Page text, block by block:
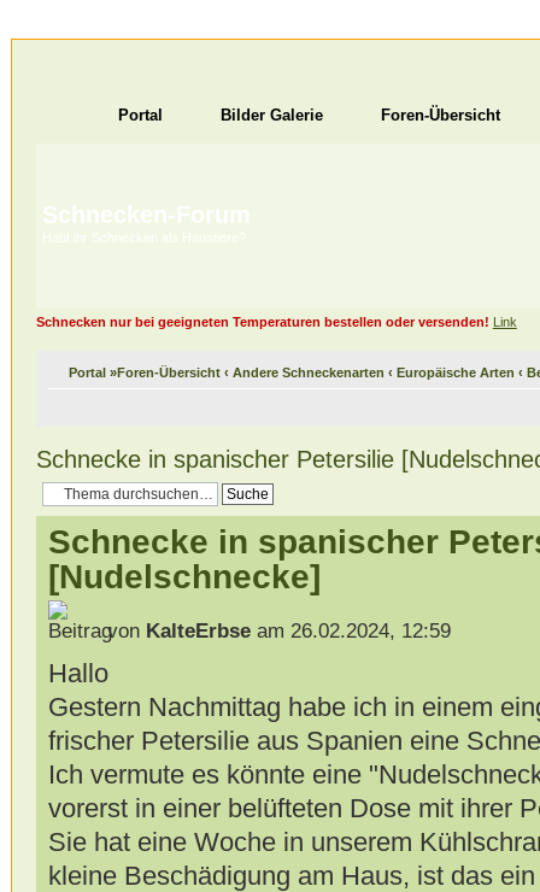
Portal Bilder Galerie Foren-Übersicht
Schnecken-Forum
Habt ihr Schnecken als Haustiere?
Schnecken nur bei geeigneten Temperaturen bestellen oder versenden! Link
Portal»Foren-Übersicht ‹ Andere Schneckenarten ‹ Europäische Arten ‹
Schnecke in spanischer Petersilie
Schnecke in spanischer
[Nudelschnecke]
von KalteErbseam 26.02.2024, 12:59
Hallo
Gestern Nachmittag habe ich in einem
frischer Petersilie aus Spanien eine
Ich vermute es könnte eine
vorerst in einer belüfteten Dose mit ihrer
Sie hat eine Woche in unserem
kleine Beschädigung am Haus, ist das